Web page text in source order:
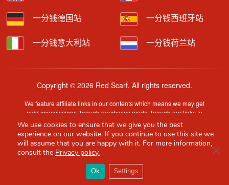
你必备的英国指南
一分钱德国站 一分钱西班牙站
一分钱意大利站 一分钱荷兰站
Copyright © 2026 Red Scarf. All rights reserved.
We feature affiliate links in our contents which means we may get
paid commissions through purchases made through our links to
retailer sites.
Content is provided by users, brands or merchants. Some
information may have been generated by AI and is provided for
guidance only. Accuracy and availability may change without prior
We use cookies to ensure that we give you the best
experience on our website. If you continue to use this site we
will assume that you are happy with it. For more information,
consult the Privacy policy.
Ok Settings